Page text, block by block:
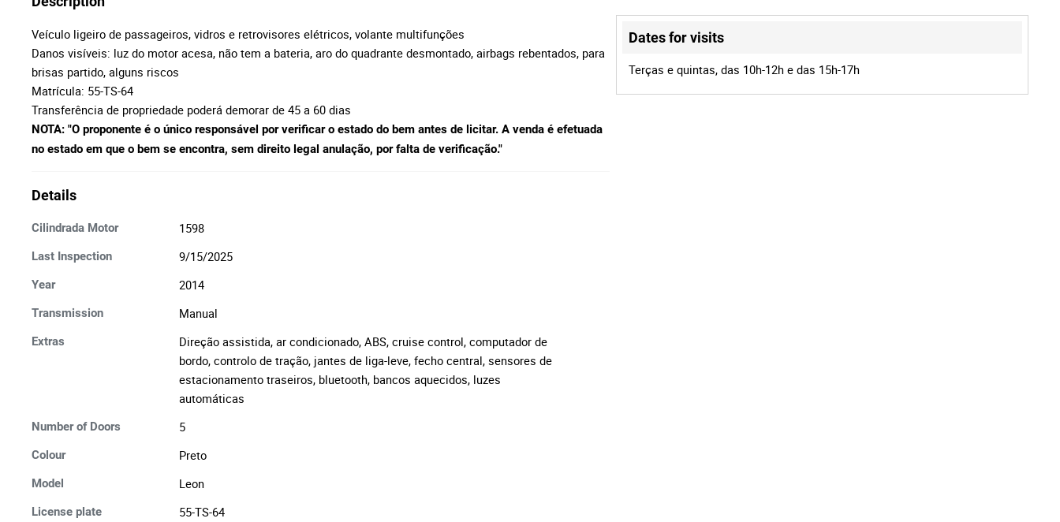
Veículo ligeiro de passageiros, vidros e retrovisores elétricos, volante multifunções
Danos visíveis: luz do motor acesa, não tem a bateria, aro do quadrante desmontado, airbags rebentados, para
brisas partido, alguns riscos
Matrícula: 55-TS-64
Transferência de propriedade poderá demorar de 45 a 60 dias
NOTA: "O proponente é o único responsável por verificar o estado do bem antes de licitar. A venda é efetuada
no estado em que o bem se encontra, sem direito legal anulação, por falta de verificação."
Details
Cilindrada Motor 1598
Last Inspection 9/15/2025
Year 2014
Transmission Manual
Extras
Direção assistida, ar condicionado, ABS, cruise control, computador de
bordo, controlo de tração, jantes de liga-leve, fecho central, sensores de
estacionamento traseiros, bluetooth, bancos aquecidos, luzes
automáticas
Number of Doors 5
Colour Preto
Model Leon
License plate 55-TS-64
Dates for visits
Terças e quintas, das 10h-12h e das 15h-17h